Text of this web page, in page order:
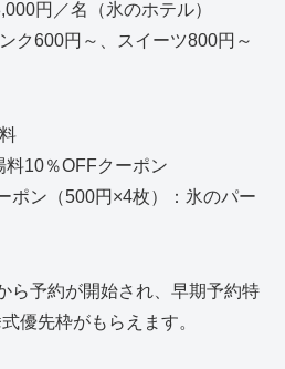
円／名（氷のホテル）
ク600円～、スイーツ800円～
10％OFFクーポン
ポン（500円×4枚）：氷のパー
ら予約が開始され、早期予約特
優先枠がもらえます。